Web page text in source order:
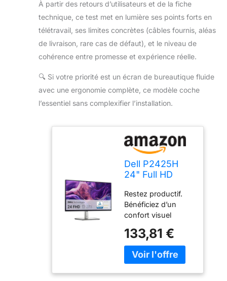
À partir des retours d’utilisateurs et de la fiche
technique, ce test met en lumière ses points forts en
télétravail, ses limites concrètes (câbles fournis, aléas
de livraison, rare cas de défaut), et le niveau de
cohérence entre promesse et expérience réelle.
🔍 Si votre priorité est un écran de bureautique fluide
avec une ergonomie complète, ce modèle coche
l’essentiel sans complexifier l’installation.
Dell P2425H
24" Full HD
Écran PC,
100Hz, IPS,
5ms, 99%
sRGB, USB-C,
DisplayPort,
HDMI, VGA, 4X
USB, Garantie 3
Restez productif.
Bénéficiez d’un
confort visuel
connectivité
transparente avec
cet écran FHD,
133,81 €